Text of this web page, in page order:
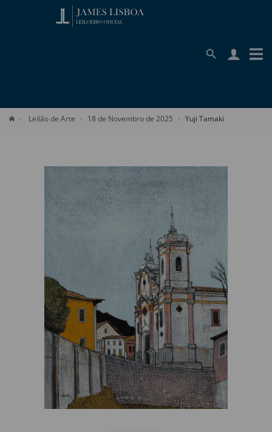
Leilão de Arte 18 de Novembro de 2025 Yuji Tamaki